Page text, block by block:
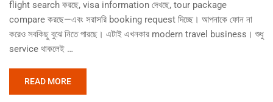
flight search করছে, visa information দেখছে, tour package
compare করছে—এবং সরাসরি booking request দিচ্ছে। আপনাকে ফোন না
করেও সবকিছু বুঝে নিতে পারছে। এটাই এখনকার modern travel business। শুধু
service থাকলেই …
READ MORE